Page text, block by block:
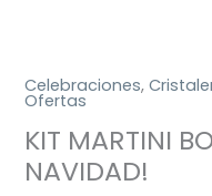
Celebraciones,
Ofertas
KIT MARTINI
NAVIDAD!